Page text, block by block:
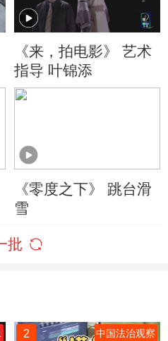
《来，拍电影》 艺术
指导 叶锦添
《零度之下》 跳台滑
雪
批
2 中国法治观察